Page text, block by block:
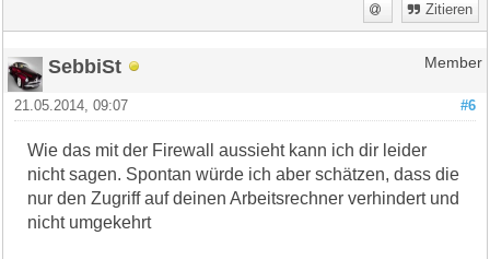
Zitieren
SebbiSt Member
#6
21.05.2014, 09:07
Wie das mit der Firewall aussieht kann ich dir leider
nicht sagen. Spontan würde ich aber schätzen, dass die
nur den Zugriff auf deinen Arbeitsrechner verhindert und
nicht umgekehrt